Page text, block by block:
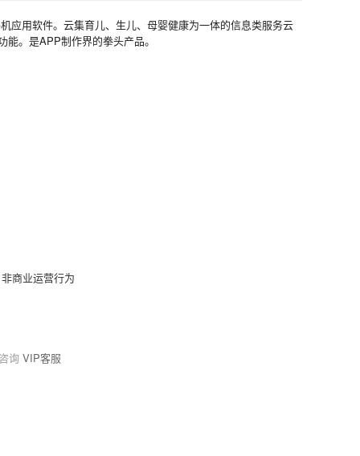
应用软件。云集育儿、生儿、母婴健康为一体的信息类服务云
。是APP制作界的拳头产品。
商业运营行为
询 VIP客服